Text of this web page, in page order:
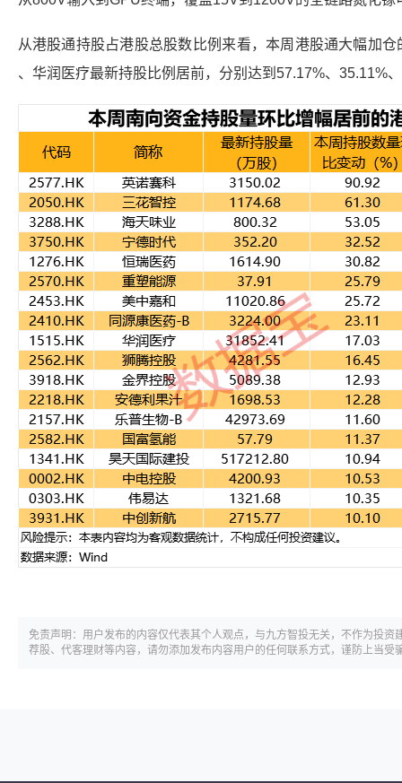
从港股通持股占港股总股数比例来看，本周 港股通大幅加仓
、 华润医疗最新持股比例居前，分别达到57.17%、35.11%
免责声明：用户发布的内容仅代表其个人观点，与九方智投无关，不作为投
荐股、代客理财等内容，请勿添加发布内容用户的任何联系方式，谨防上当受